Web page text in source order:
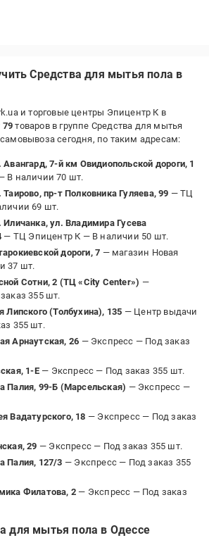
Средства для мытья пола в
и торговые центры Эпицентр К в
79 товаров в группе Средства для мытья
сегодня, по таким адресам:
7-й км Овидиопольской дороги, 1
В наличии 70 шт.
пр-т Полковника Гуляева, 99 — ТЦ
69 шт.
Иличанка, ул. Владимира Гусева
— ТЦ Эпицентр К — В наличии 50 шт.
дороги, 7 — магазин Новая
37 шт.
Сотни, 2 (ТЦ «City Center») —
355 шт.
Липского (Толбухина), 135 — Центр выдачи
355 шт.
Арнаутская, 26 — Экспресс — Под заказ
1-Е— Экспресс — Под заказ 355 шт.
Палия, 99-Б (Марсельская) — Экспресс —
Вадатурского, 18 — Экспресс — Под заказ
29 — Экспресс — Под заказ 355 шт.
Палия, 127/3 — Экспресс — Под заказ 355
Филатова, 2 — Экспресс — Под заказ
для мытья пола в Одессе